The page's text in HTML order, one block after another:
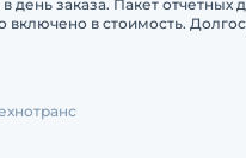
день заказа. Пакет отчетных
включено в стоимость.